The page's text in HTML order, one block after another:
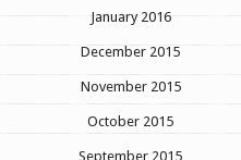
January 2016
December 2015
November 2015
October 2015
September 2015